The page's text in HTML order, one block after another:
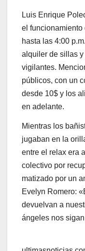
Luis Enrique
el funcionamiento
hasta las 4:00
alquiler de sillas
vigilantes.
públicos, con un
desde 10$ y los
en adelante.
Mientras los
jugaban en la
entre el relax era
colectivo por
matizado por un
Evelyn Romero:
devuelvan a
ángeles nos